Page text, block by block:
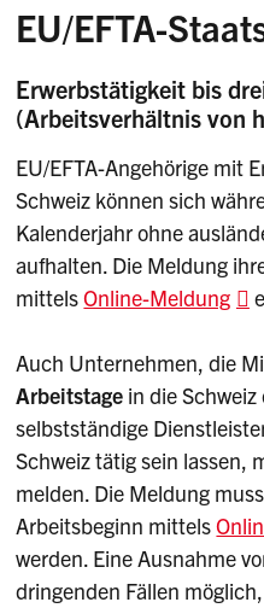
EU/EFTA-
Erwerbstätigkeit bis
(Arbeitsverhältnis von
EU/EFTA-Angehörige mit
Schweiz können sich
Kalenderjahr ohne
aufhalten. Die Meldung
mittelsOnline-Meldung
Auch Unternehmen, die
Arbeitstage in die
selbstständige
Schweiz tätig sein lassen,
melden. Die Meldung
Arbeitsbeginn mittels
werden. Eine Ausnahme
dringenden Fällen